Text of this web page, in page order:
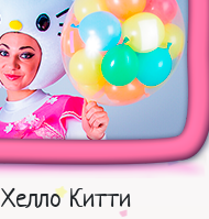
Хелло Китти